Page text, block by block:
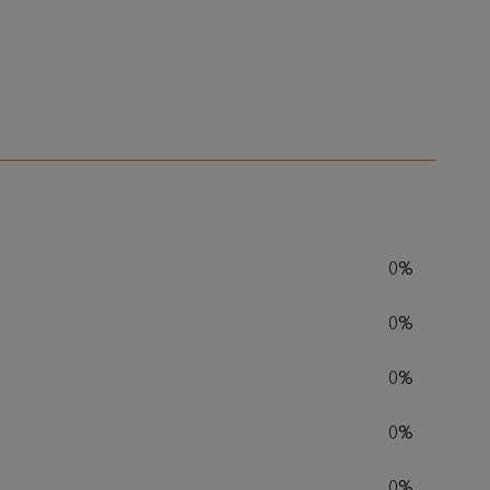
0%
0%
0%
0%